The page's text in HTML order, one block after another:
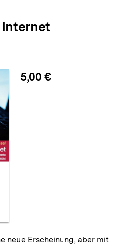
5,00 €
neue Erscheinung, aber mit